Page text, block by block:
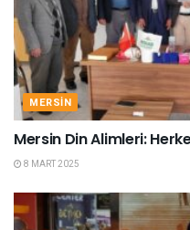
MERSIN
Mersin Din Alimleri:
8 MART 2025